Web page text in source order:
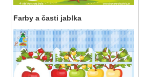
Farby a časti jablka